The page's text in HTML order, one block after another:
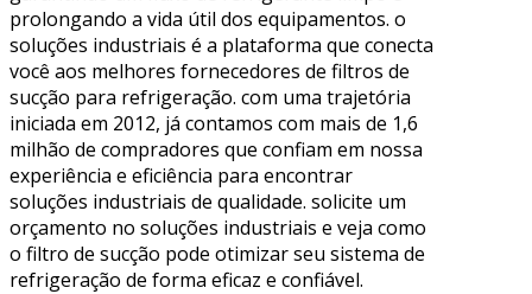
prolongando a vida útil dos equipamentos. o
soluções industriais é a plataforma que conecta
você aos melhores fornecedores de filtros de
sucção para refrigeração. com uma trajetória
iniciada em 2012, já contamos com mais de 1,6
milhão de compradores que confiam em nossa
experiência e eficiência para encontrar
soluções industriais de qualidade. solicite um
orçamento no soluções industriais e veja como
o filtro de sucção pode otimizar seu sistema de
refrigeração de forma eficaz e confiável.